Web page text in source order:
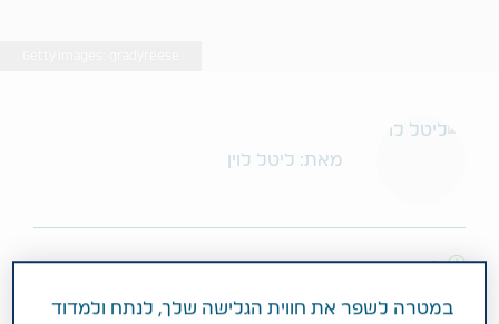
מאת: ליטל לוין
2 דקות
במטרה לשפר את חווית הגלישה שלך, לנתח ולמדוד